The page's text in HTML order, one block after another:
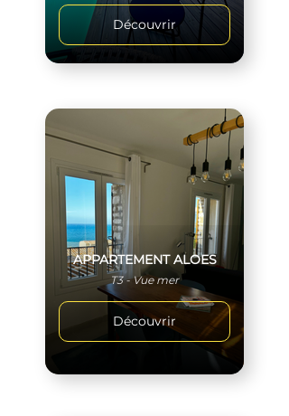
Découvrir
APPARTEMENT ALOES
T3 - Vue mer
Découvrir